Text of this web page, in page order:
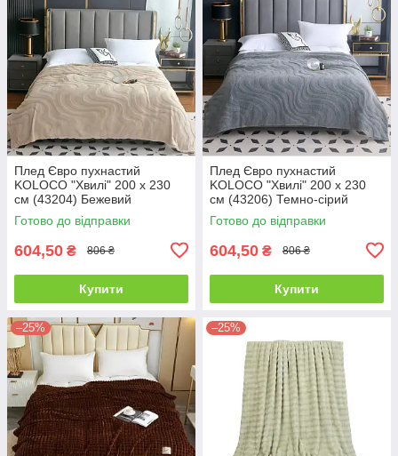
Плед Євро пухнастий
KOLOCO "Хвилі" 200 х 230
см (43204) Бежевий
Готово до відправки
604,50 ₴ 806 ₴
Купити
Плед Євро пухнастий
KOLOCO "Хвилі" 200 х 230
см (43206) Темно-сірий
Готово до відправки
604,50 ₴ 806 ₴
Купити
–25% –25%